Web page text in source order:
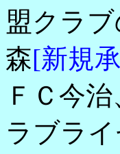
盟クラ
森[新規
ＦＣ今
ラブラ